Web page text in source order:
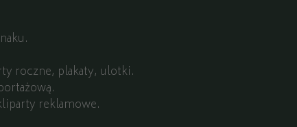
roczne, plakaty, ulotki.
reklamowe.